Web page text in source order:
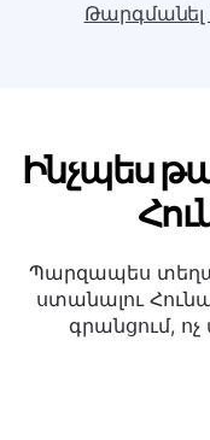
Թարգմանել
Ինչպես
Պարզապես
գրանցում,